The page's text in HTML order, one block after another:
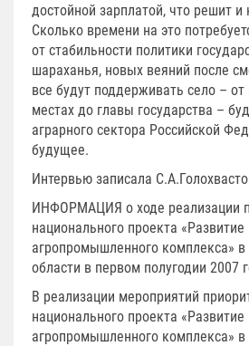
достойной зарплатой, что решит
Сколько времени на это
от стабильности политики
шараханья, новых веяний после
все будут поддерживать село – от
местах до главы государства –
аграрного сектора Российской
будущее.
Интервью записала
ИНФОРМАЦИЯ о ходе реализации
национального проекта «Развитие
агропромышленного комплекса» в
области в первом полугодии 2007
В реализации мероприятий
национального проекта «Развитие
агропромышленного комплекса» в